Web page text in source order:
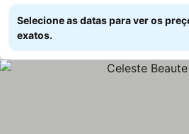
Selecione as datas para ver os
exatos.